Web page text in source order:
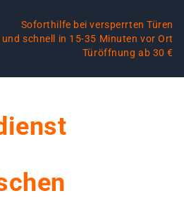
Soforthilfe bei versperrten Türen
schnell in 15-35 Minuten vor Ort
Türöffnung ab 30 €